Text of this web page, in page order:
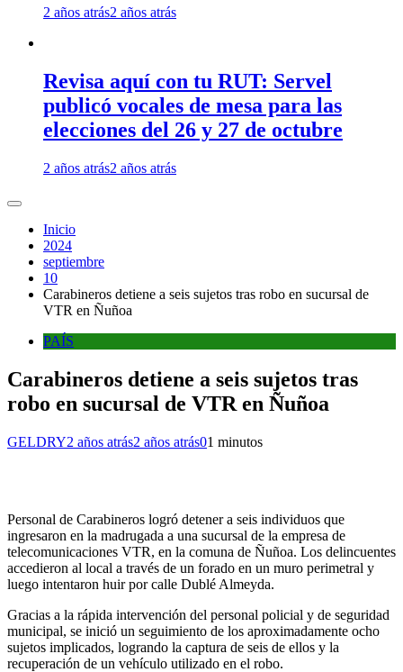
2 años atrás2 años atrás
Revisa aquí con tu RUT: Servel
publicó vocales de mesa para las
elecciones del 26 y 27 de octubre
2 años atrás2 años atrás
Inicio
2024
septiembre
10
Carabineros detiene a seis sujetos tras robo en sucursal de
VTR en Ñuñoa
PAÍS
Carabineros detiene a seis sujetos tras
robo en sucursal de VTR en Ñuñoa
GELDRY2 años atrás2 años atrás01 minutos
Personal de Carabineros logró detener a seis individuos que
ingresaron en la madrugada a una sucursal de la empresa de
telecomunicaciones VTR, en la comuna de Ñuñoa. Los delincuentes
accedieron al local a través de un forado en un muro perimetral y
luego intentaron huir por calle Dublé Almeyda.
Gracias a la rápida intervención del personal policial y de seguridad
municipal, se inició un seguimiento de los aproximadamente ocho
sujetos implicados, logrando la captura de seis de ellos y la
recuperación de un vehículo utilizado en el robo.